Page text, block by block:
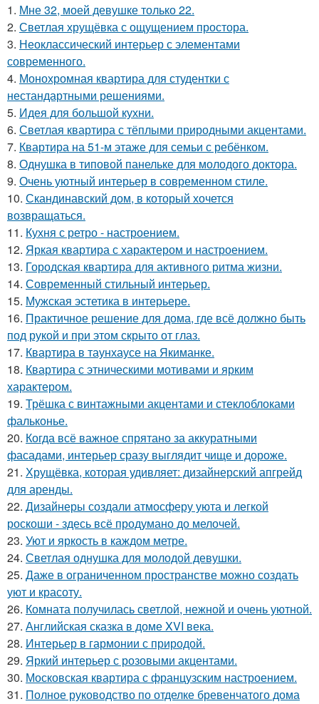
1. Мне 32, моей девушке только 22.
2. Светлая хрущёвка с ощущением простора.
3. Неоклассический интерьер с элементами
современного.
4. Монохромная квартира для студентки с
нестандартными решениями.
5. Идея для большой кухни.
6. Светлая квартира с тёплыми природными акцентами.
7. Квартира на 51-м этаже для семьи с ребёнком.
8. Однушка в типовой панельке для молодого доктора.
9. Очень уютный интерьер в современном стиле.
10. Скандинавский дом, в который хочется
возвращаться.
11. Кухня с ретро - настроением.
12. Яркая квартира с характером и настроением.
13. Городская квартира для активного ритма жизни.
14. Современный стильный интерьер.
15. Мужская эстетика в интерьере.
16. Практичное решение для дома, где всё должно быть
под рукой и при этом скрыто от глаз.
17. Квартира в таунхаусе на Якиманке.
18. Квартира с этническими мотивами и ярким
характером.
19. Трёшка с винтажными акцентами и стеклоблоками
фальконье.
20. Когда всё важное спрятано за аккуратными
фасадами, интерьер сразу выглядит чище и дороже.
21. Хрущёвка, которая удивляет: дизайнерский апгрейд
для аренды.
22. Дизайнеры создали атмосферу уюта и легкой
роскоши - здесь всё продумано до мелочей.
23. Уют и яркость в каждом метре.
24. Светлая однушка для молодой девушки.
25. Даже в ограниченном пространстве можно создать
уют и красоту.
26. Комната получилась светлой, нежной и очень уютной.
27. Английская сказка в доме XVI века.
28. Интерьер в гармонии с природой.
29. Яркий интерьер с розовыми акцентами.
30. Московская квартира с французским настроением.
31. Полное руководство по отделке бревенчатого дома